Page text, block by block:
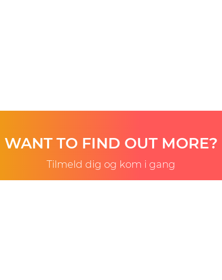
WANT TO FIND OUT MORE?
Tilmeld dig og kom i gang